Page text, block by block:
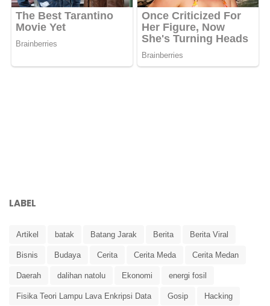
LABEL
Artikel batak Batang Jarak Berita Berita Viral
Bisnis Budaya Cerita Cerita Meda Cerita Medan
Daerah dalihan natolu Ekonomi energi fosil
Fisika Teori Lampu Lava Enkripsi Data Gosip Hacking